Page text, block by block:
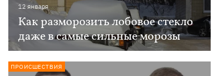
12 января
Как разморозить лобовое стекло
даже в самые сильные морозы
ПРОИСШЕСТВИЯ